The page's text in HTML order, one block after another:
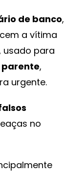
de banco,
a vítima
usado para
,
urgente.
no